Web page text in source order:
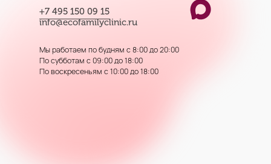
Мы работаем по будням с 8:00 до 20:00
По субботам с 09:00 до 18:00
По воскресеньям с 10:00 до 18:00
+7 495 150 09 15
info@ecofamilyclinic.ru